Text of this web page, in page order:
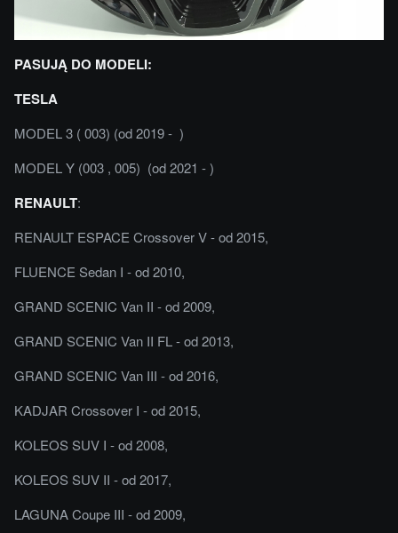
PASUJĄ DO MODELI:
TESLA
MODEL 3 ( 003) (od 2019 - )
MODEL Y (003 , 005) (od 2021 - )
RENAULT:
RENAULT ESPACE Crossover V - od 2015,
FLUENCE Sedan I - od 2010,
GRAND SCENIC Van II - od 2009,
GRAND SCENIC Van II FL - od 2013,
GRAND SCENIC Van III - od 2016,
KADJAR Crossover I - od 2015,
KOLEOS SUV I - od 2008,
KOLEOS SUV II - od 2017,
LAGUNA Coupe III - od 2009,